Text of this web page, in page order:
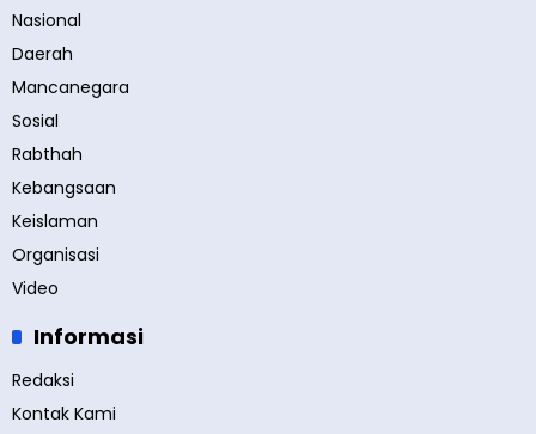
Nasional
Daerah
Mancanegara
Sosial
Rabthah
Kebangsaan
Keislaman
Organisasi
Video
Informasi
Redaksi
Kontak Kami